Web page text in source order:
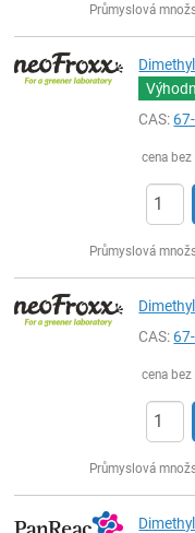
Průmyslová
CAS:
cena bez
Průmyslová
CAS:
cena bez
Průmyslová